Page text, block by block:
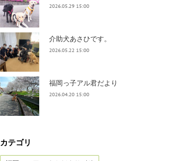
2026.05.29 15:00
介助犬あさひです。
2026.05.22 15:00
福岡っ子アル君だより
2026.04.20 15:00
カテゴリ